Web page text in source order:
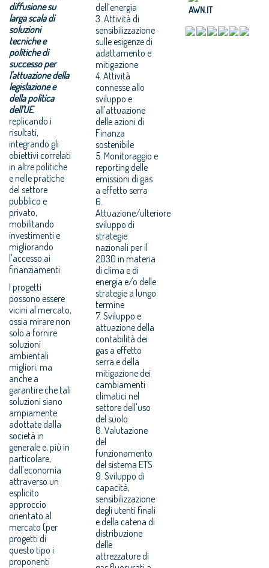
diffusione su
larga scala di
soluzioni
tecniche e
politiche di
successo per
l'attuazione della
legislazione e
della politica
dell'UE,
replicando i
risultati,
integrando gli
obiettivi correlati
in altre politiche
e nelle pratiche
del settore
pubblico e
privato,
mobilitando
investimenti e
migliorando
l'accesso ai
finanziamenti
I progetti
possono essere
vicini al mercato,
ossia mirare non
solo a fornire
soluzioni
ambientali
migliori, ma
anche a
garantire che tali
soluzioni siano
ampiamente
adottate dalla
società in
generale e, più in
particolare,
dall'economia
attraverso un
esplicito
approccio
orientato al
mercato (per
progetti di
questo tipo i
proponenti
dell’energia
3. Attività di
sensibilizzazione
sulle esigenze di
adattamento e
mitigazione
4. Attività
connesse allo
sviluppo e
all'attuazione
delle azioni di
Finanza
sostenibile
5. Monitoraggio e
reporting delle
emissioni di gas
a effetto serra
6.
Attuazione/ulteriore
sviluppo di
strategie
nazionali per il
2030 in materia
di clima e di
energia e/o delle
strategie a lungo
termine
7. Sviluppo e
attuazione della
contabilità dei
gas a effetto
serra e della
mitigazione dei
cambiamenti
climatici nel
settore dell'uso
del suolo
8. Valutazione
del
funzionamento
del sistema ETS
9. Sviluppo di
capacità,
sensibilizzazione
degli utenti finali
e della catena di
distribuzione
delle
attrezzature di
AWN.IT